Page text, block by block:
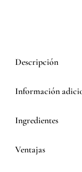
Descripción
Información
Ingredientes
Ventajas